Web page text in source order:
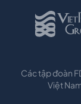
Các tập đoàn
Việt